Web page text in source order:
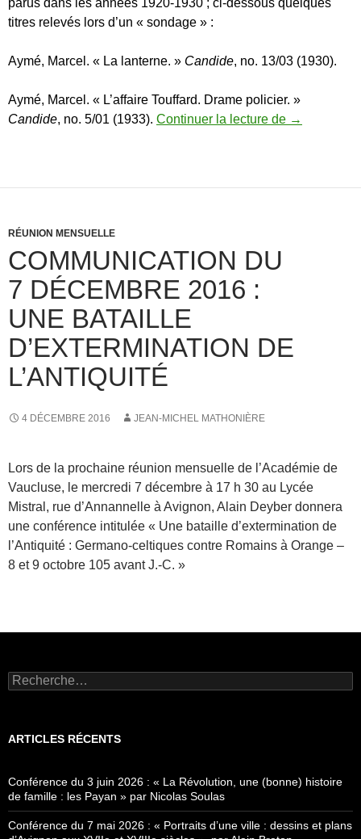
parus dans les années 1920-1930 ; ci-dessous quelques
titres relevés lors d’un « sondage » :
Aymé, Marcel. « La lanterne. » Candide, no. 13/03 (1930).
Aymé, Marcel. « L’affaire Touffard. Drame policier. »
Candide, no. 5/01 (1933). Continuer la lecture de CANDIDE
→
RÉUNION MENSUELLE
COMMUNICATION DU
7 DÉCEMBRE 2016 :
UNE BATAILLE
D’EXTERMINATION DE
L’ANTIQUITÉ
4 DÉCEMBRE 2016 JEAN-MICHEL MATHONIÈRE
Lors de la prochaine réunion mensuelle de l’Académie de
Vaucluse, le mercredi 7 décembre à 17 h 30 au Lycée
Mistral, rue d’Annannelle à Avignon, Alain Deyber donnera
une conférence intitulée « Une bataille d’extermination de
l’Antiquité : Germano-celtiques contre Romains à Orange –
8 et 9 octobre 105 avant J.-C. »
R
e
e
h
e
r
ARTICLES RÉCENTS
Conférence du 3 juin 2026 : « La Révolution, une (bonne) histoire
de famille : les Payan » par Nicolas Soulas
Conférence du 7 mai 2026 : « Portraits d’une ville : dessins et plans